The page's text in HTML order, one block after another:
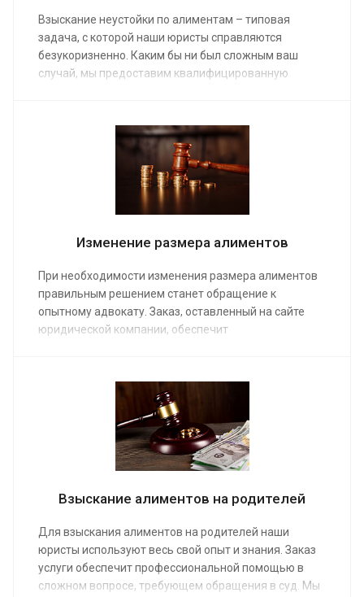
Взыскание неустойки по алиментам – типовая
задача, с которой наши юристы справляются
безукоризненно. Каким бы ни был сложным ваш
случай, мы предоставим квалифицированную
или карточку. Услуги адвоката оплачиваются по
средней стоимости от от 10 000 руб.
Изменение размера алиментов
При необходимости изменения размера алиментов
правильным решением станет обращение к
опытному адвокату. Заказ, оставленный на сайте
юридической компании, обеспечит
свое содержание, и наши юристы проследят, чтобы
его финансовые права не были нарушены,
предоставив свои услуги. Средняя стоимость
работы от от 15 000 руб.
Взыскание алиментов на родителей
Для взыскания алиментов на родителей наши
юристы используют весь свой опыт и знания. Заказ
услуги обеспечит профессиональной помощью в
сложном вопросе, требующем обращения в суд. Мы